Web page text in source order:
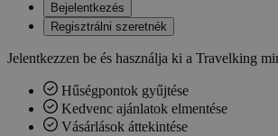
Bejelentkezés
Regisztrálni szeretnék
Jelentkezzen be és használja ki a Travelking
Hűségpontok gyűjtése
Kedvenc ajánlatok elmentése
Vásárlások áttekintése